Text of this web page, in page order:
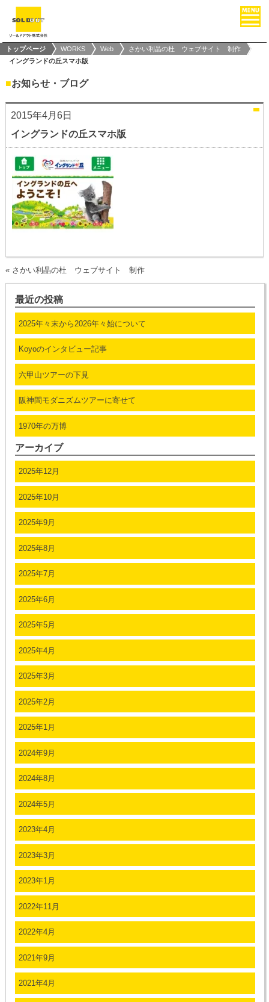
トップページ WORKS Web
さかい利晶の杜 ウェブサイト 制作
イングランドの丘スマホ版
■お知らせ・ブログ
2015年4月6日
イングランドの丘スマホ版
« さかい利晶の杜 ウェブサイト 制作
最近の投稿
2025年々末から2026年々始について
Koyoのインタビュー記事
六甲山ツアーの下見
阪神間モダニズムツアーに寄せて
1970年の万博
アーカイブ
2025年12月
2025年10月
2025年9月
2025年8月
2025年7月
2025年6月
2025年5月
2025年4月
2025年3月
2025年2月
2025年1月
2024年9月
2024年8月
2024年5月
2023年4月
2023年3月
2023年1月
2022年11月
2022年4月
2021年9月
2021年4月